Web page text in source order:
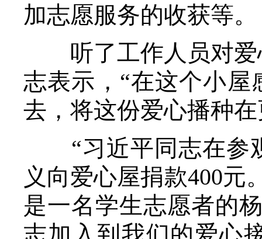
加志愿服务的收获等。
听了工作人员对爱
志表示，“在这个小屋
去，将这份爱心播种
“习近平同志在参
义向爱心屋捐款400元
是一名学生志愿者的